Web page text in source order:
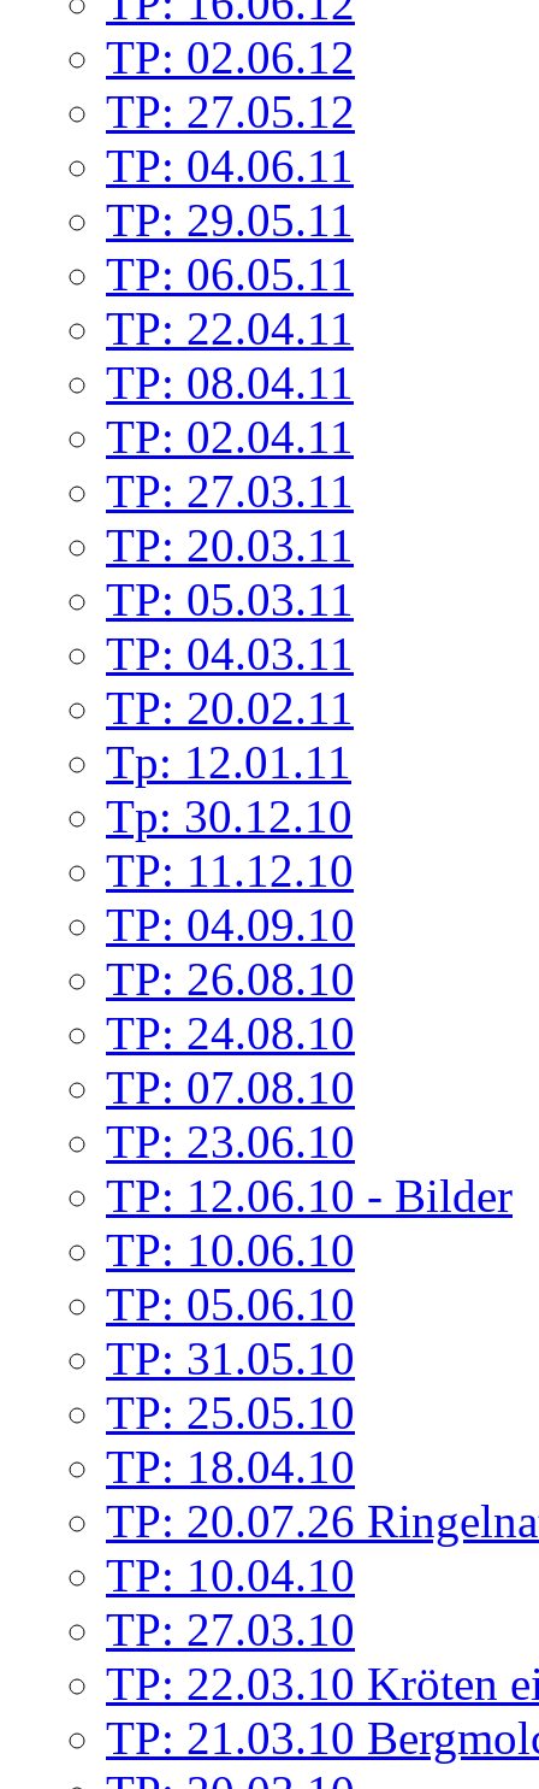
TP: 02.06.12
TP: 27.05.12
TP: 04.06.11
TP: 29.05.11
TP: 06.05.11
TP: 22.04.11
TP: 08.04.11
TP: 02.04.11
TP: 27.03.11
TP: 20.03.11
TP: 05.03.11
TP: 04.03.11
TP: 20.02.11
Tp: 12.01.11
Tp: 30.12.10
TP: 11.12.10
TP: 04.09.10
TP: 26.08.10
TP: 24.08.10
TP: 07.08.10
TP: 23.06.10
TP: 12.06.10 - Bilder
TP: 10.06.10
TP: 05.06.10
TP: 31.05.10
TP: 25.05.10
TP: 18.04.10
TP: 20.07.26
TP: 10.04.10
TP: 27.03.10
TP: 22.03.10 Kröten
TP: 21.03.10